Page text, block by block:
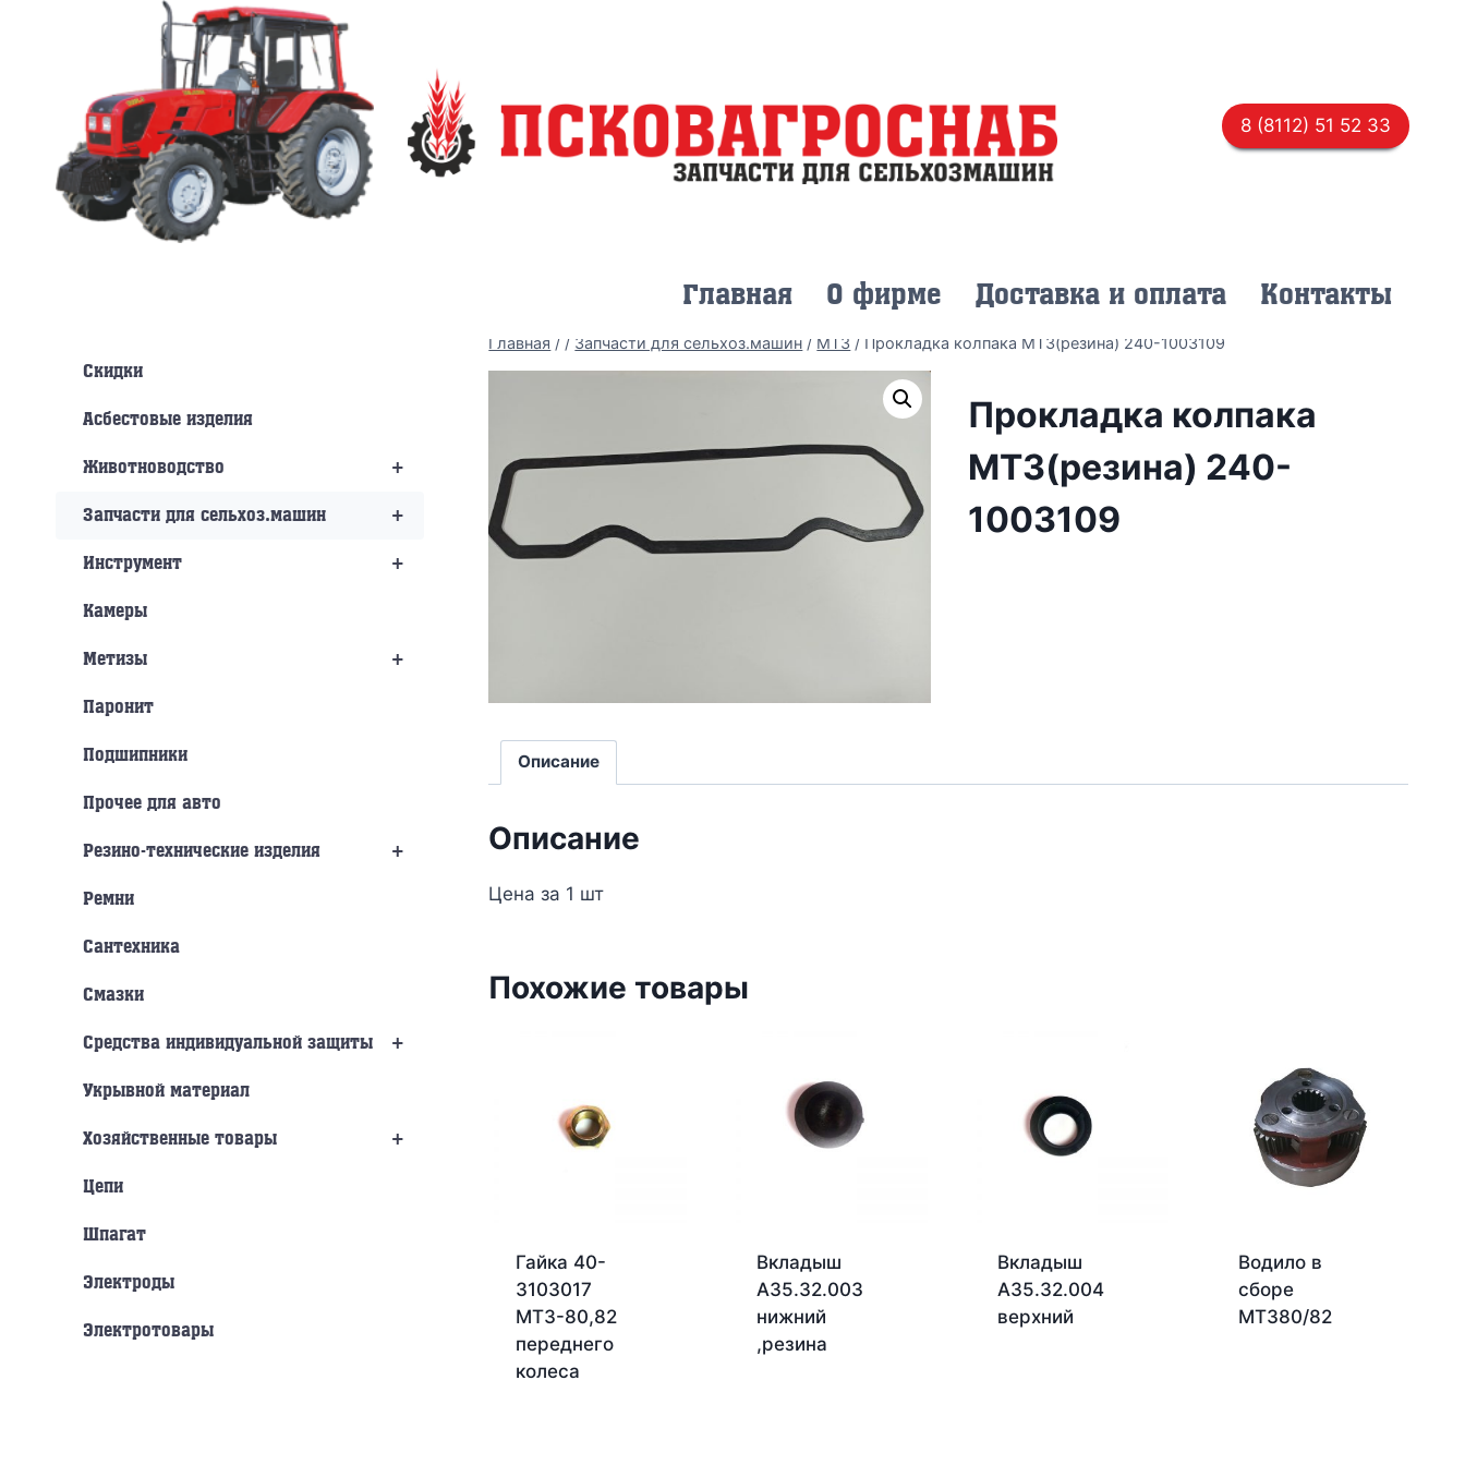
8 (8112) 51 52 33
Главная О фирме Доставка и оплата Контакты
Главная / / Запчасти для сельхоз.машин / МТЗ / Прокладка колпака МТЗ(резина) 240-1003109
Прокладка колпака
МТЗ(резина) 240-
1003109
Описание
Описание
Цена за 1 шт
Похожие товары
Гайка 40-
3103017
МТЗ-80,82
переднего
колеса
Вкладыш
А35.32.003
нижний
,резина
Вкладыш
А35.32.004
верхний
Водило в
сборе
МТЗ80/82
Скидки
Асбестовые изделия
+
Животноводство
+
Запчасти для сельхоз.машин
+
Инструмент
Камеры
+
Метизы
Паронит
Подшипники
Прочее для авто
+
Резино-технические изделия
Ремни
Сантехника
Смазки
+
Средства индивидуальной защиты
Укрывной материал
+
Хозяйственные товары
Цепи
Шпагат
Электроды
Электротовары